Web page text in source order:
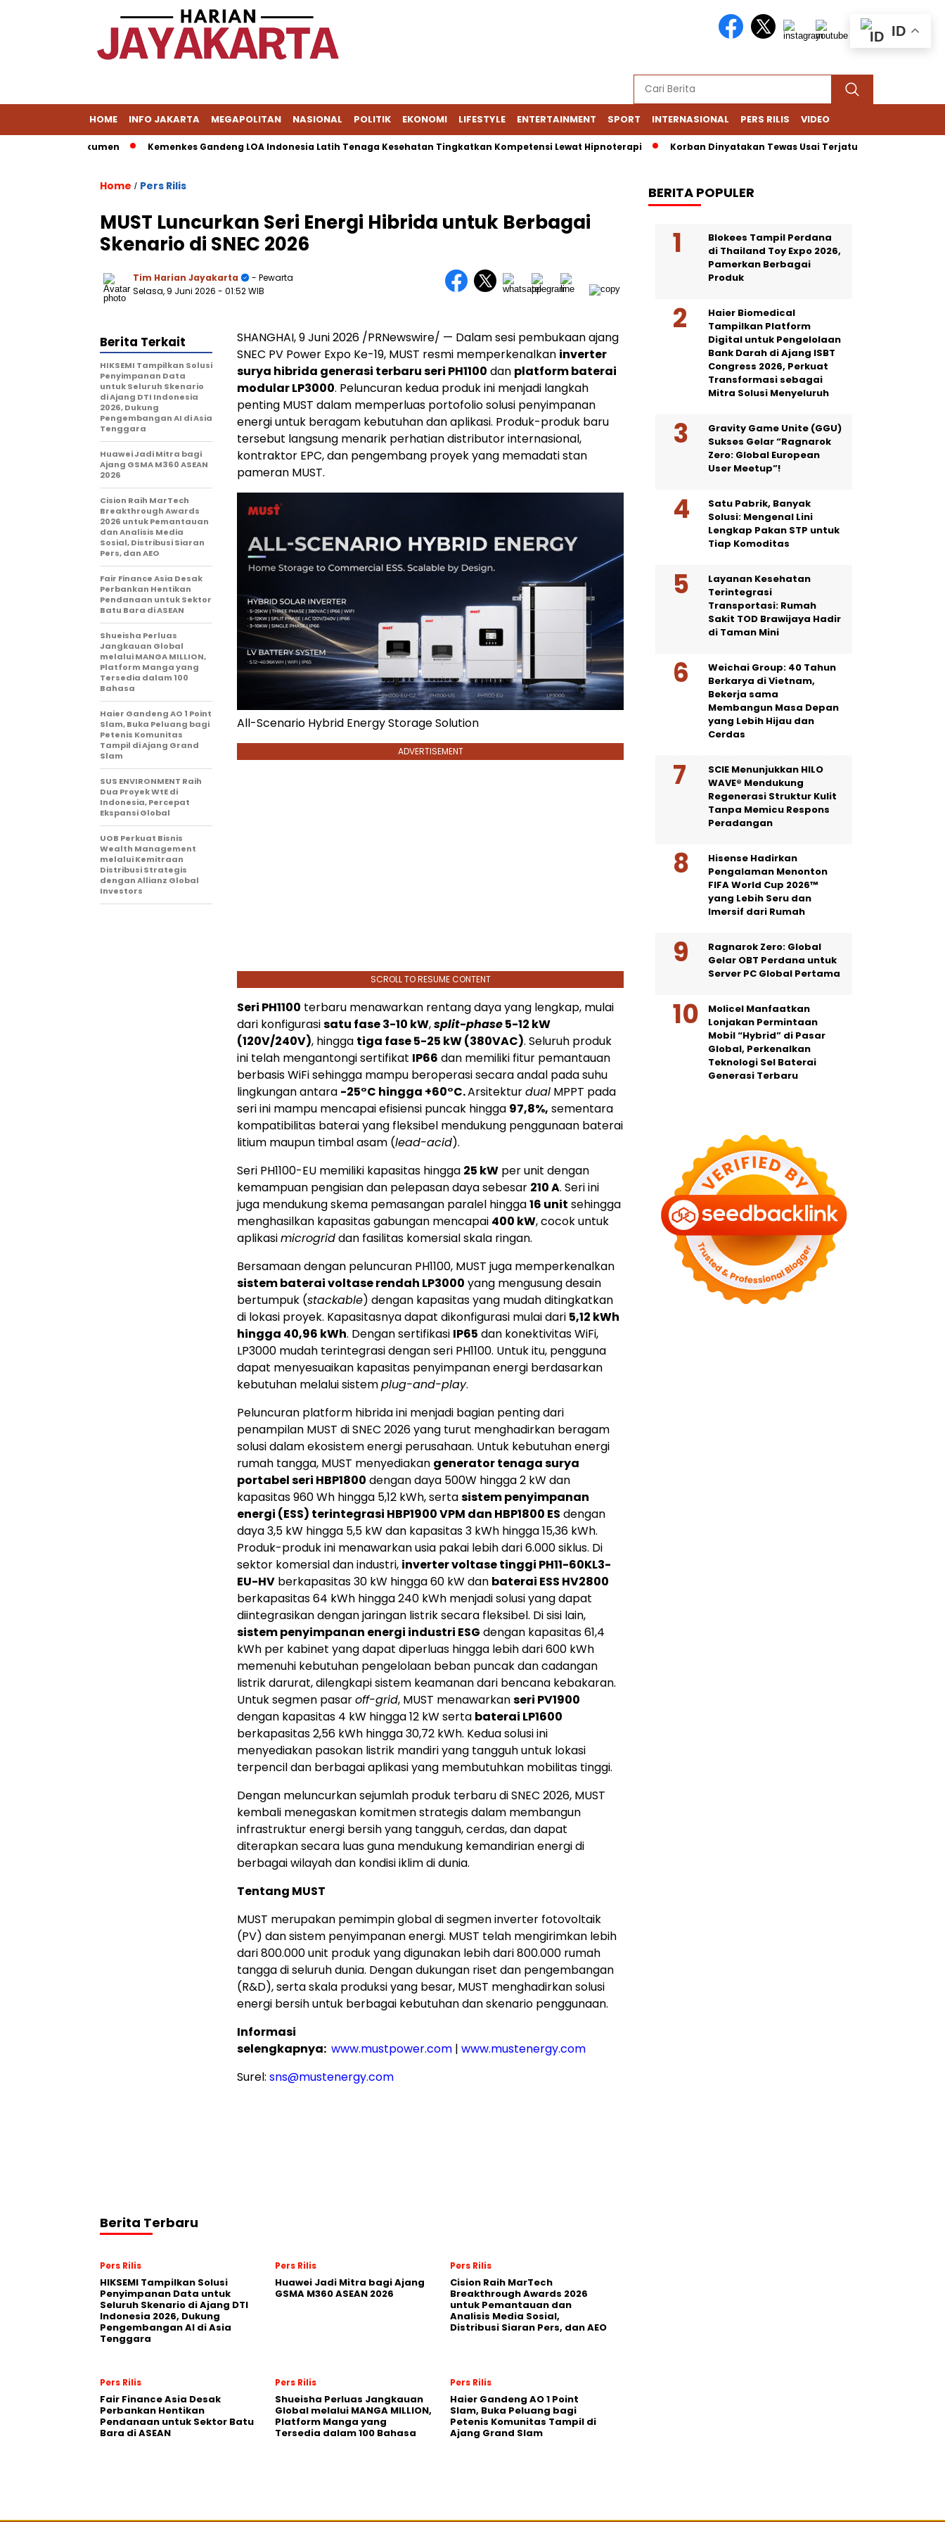
HOME INFO JAKARTA MEGAPOLITAN NASIONAL POLITIK EKONOMI LIFESTYLE ENTERTAINMENT SPORT INTERNASIONAL PERS RILIS VIDEO
Dalami Dokumen Kemenkes Gandeng LOA Indonesia Latih Tenaga Kesehatan Tingkatkan Kompetensi Lewat Hipnoterapi Korban Dinyatakan Tewas Usai Terjatuh dari Gedung Lotte
Home / Pers Rilis
MUST Luncurkan Seri Energi Hibrida untuk Berbagai
Skenario di SNEC 2026
Tim Harian Jayakarta
- Pewarta
Selasa, 9 Juni 2026 - 01:52 WIB
SHANGHAI, 9 Juni 2026 /PRNewswire/ — Dalam sesi pembukaan ajang
SNEC PV Power Expo Ke-19, MUST resmi memperkenalkan inverter
surya hibrida generasi terbaru seri PH1100 dan platform baterai
modular LP3000. Peluncuran kedua produk ini menjadi langkah
penting MUST dalam memperluas portofolio solusi penyimpanan
energi untuk beragam kebutuhan dan aplikasi. Produk-produk baru
tersebut langsung menarik perhatian distributor internasional,
kontraktor EPC, dan pengembang proyek yang memadati stan
pameran MUST.
All-Scenario Hybrid Energy Storage Solution
ADVERTISEMENT
SCROLL TO RESUME CONTENT
Seri PH1100 terbaru menawarkan rentang daya yang lengkap, mulai
dari konfigurasisatu fase 3-10 kW,split-phase5-12 kW
(120V/240V), hingga tiga fase 5-25 kW (380VAC). Seluruh produk
ini telah mengantongi sertifikat IP66 dan memiliki fitur pemantauan
berbasis WiFi sehingga mampu beroperasi secara andal pada suhu
lingkungan antara -25°C hingga +60°C.Arsitekturdual MPPT pada
seri ini mampu mencapai efisiensi puncak hingga 97,8%, sementara
kompatibilitas baterai yang fleksibel mendukung penggunaan baterai
litium maupun timbal asam (lead-acid).
Seri PH1100-EU memiliki kapasitas hingga 25 kW per unit dengan
kemampuan pengisian dan pelepasan daya sebesar 210 A. Seri ini
juga mendukung skema pemasangan paralel hingga16 unit sehingga
menghasilkan kapasitas gabungan mencapai 400 kW, cocok untuk
aplikasimicrogriddan fasilitas komersial skala ringan.
Bersamaan dengan peluncuran PH1100, MUST juga memperkenalkan
sistem baterai voltase rendah LP3000 yang mengusung desain
bertumpuk (stackable) dengan kapasitas yang mudah ditingkatkan
di lokasi proyek. Kapasitasnya dapat dikonfigurasi mulai dari 5,12 kWh
hingga 40,96 kWh. Dengan sertifikasi IP65 dan konektivitas WiFi,
LP3000 mudah terintegrasi dengan seri PH1100. Untuk itu, pengguna
dapat menyesuaikan kapasitas penyimpanan energi berdasarkan
kebutuhan melalui sistemplug-and-play.
Peluncuran platform hibrida ini menjadi bagian penting dari
penampilan MUST di SNEC 2026 yang turut menghadirkan beragam
solusi dalam ekosistem energi perusahaan. Untuk kebutuhan energi
rumah tangga, MUST menyediakan generator tenaga surya
portabel seri HBP1800 dengan daya 500W hingga 2 kW dan
kapasitas 960 Wh hingga 5,12 kWh, sertasistem penyimpanan
energi (ESS) terintegrasi HBP1900 VPM dan HBP1800 ES dengan
daya 3,5 kW hingga 5,5 kW dan kapasitas 3 kWh hingga 15,36 kWh.
Produk-produk ini menawarkan usia pakai lebih dari 6.000 siklus. Di
sektor komersial dan industri, inverter voltase tinggi PH11-60KL3-
EU-HV berkapasitas 30 kW hingga 60 kW dan baterai ESS HV2800
berkapasitas 64 kWh hingga 240 kWh menjadi solusi yang dapat
diintegrasikan dengan jaringan listrik secara fleksibel. Di sisi lain,
sistem penyimpanan energi industri ESG dengan kapasitas 61,4
kWh per kabinet yang dapat diperluas hingga lebih dari 600 kWh
memenuhi kebutuhan pengelolaan beban puncak dan cadangan
listrik darurat, dilengkapi sistem keamanan dari bencana kebakaran.
Untuk segmen pasaroff-grid, MUST menawarkanseri PV1900
dengan kapasitas 4 kW hingga 12 kW serta baterai LP1600
berkapasitas 2,56 kWh hingga 30,72 kWh. Kedua solusi ini
menyediakan pasokan listrik mandiri yang tangguh untuk lokasi
terpencil dan berbagai aplikasi yang membutuhkan mobilitas tinggi.
Dengan meluncurkan sejumlah produk terbaru di SNEC 2026, MUST
kembali menegaskan komitmen strategis dalam membangun
infrastruktur energi bersih yang tangguh, cerdas, dan dapat
diterapkan secara luas guna mendukung kemandirian energi di
berbagai wilayah dan kondisi iklim di dunia.
Tentang MUST
MUST merupakan pemimpin global di segmen inverter fotovoltaik
(PV) dan sistem penyimpanan energi. MUST telah mengirimkan lebih
dari 800.000 unit produk yang digunakan lebih dari 800.000 rumah
tangga di seluruh dunia. Dengan dukungan riset dan pengembangan
(R&D), serta skala produksi yang besar, MUST menghadirkan solusi
energi bersih untuk berbagai kebutuhan dan skenario penggunaan.
Informasi
selengkapnya: www.mustpower.com | www.mustenergy.com
Surel: sns@mustenergy.com
Berita Terkait
HIKSEMI Tampilkan Solusi
Penyimpanan Data
untuk Seluruh Skenario
di Ajang DTI Indonesia
2026, Dukung
Pengembangan AI di Asia
Tenggara
Huawei Jadi Mitra bagi
Ajang GSMA M360 ASEAN
2026
Cision Raih MarTech
Breakthrough Awards
2026 untuk Pemantauan
dan Analisis Media
Sosial, Distribusi Siaran
Pers, dan AEO
Fair Finance Asia Desak
Perbankan Hentikan
Pendanaan untuk Sektor
Batu Bara di ASEAN
Shueisha Perluas
Jangkauan Global
melalui MANGA MILLION,
Platform Manga yang
Tersedia dalam 100
Bahasa
Haier Gandeng AO 1 Point
Slam, Buka Peluang bagi
Petenis Komunitas
Tampil di Ajang Grand
Slam
SUS ENVIRONMENT Raih
Dua Proyek WtE di
Indonesia, Percepat
Ekspansi Global
UOB Perkuat Bisnis
Wealth Management
melalui Kemitraan
Distribusi Strategis
dengan Allianz Global
Investors
Berita Terbaru
Pers Rilis
HIKSEMI Tampilkan Solusi
Penyimpanan Data untuk
Seluruh Skenario di Ajang DTI
Indonesia 2026, Dukung
Pengembangan AI di Asia
Tenggara
Pers Rilis
Huawei Jadi Mitra bagi Ajang
GSMA M360 ASEAN 2026
Pers Rilis
Cision Raih MarTech
Breakthrough Awards 2026
untuk Pemantauan dan
Analisis Media Sosial,
Distribusi Siaran Pers, dan AEO
Pers Rilis
Fair Finance Asia Desak
Perbankan Hentikan
Pendanaan untuk Sektor Batu
Bara di ASEAN
Pers Rilis
Shueisha Perluas Jangkauan
Global melalui MANGA MILLION,
Platform Manga yang
Tersedia dalam 100 Bahasa
Pers Rilis
Haier Gandeng AO 1 Point
Slam, Buka Peluang bagi
Petenis Komunitas Tampil di
Ajang Grand Slam
BERITA POPULER
Blokees Tampil Perdana
di Thailand Toy Expo 2026,
Pamerkan Berbagai
Produk
Haier Biomedical
Tampilkan Platform
Digital untuk Pengelolaan
Bank Darah di Ajang ISBT
Congress 2026, Perkuat
Transformasi sebagai
Mitra Solusi Menyeluruh
Gravity Game Unite (GGU)
Sukses Gelar “Ragnarok
Zero: Global European
User Meetup”!
Satu Pabrik, Banyak
Solusi: Mengenal Lini
Lengkap Pakan STP untuk
Tiap Komoditas
Layanan Kesehatan
Terintegrasi
Transportasi: Rumah
Sakit TOD Brawijaya Hadir
di Taman Mini
Weichai Group: 40 Tahun
Berkarya di Vietnam,
Bekerja sama
Membangun Masa Depan
yang Lebih Hijau dan
Cerdas
SCIE Menunjukkan HILO
WAVE® Mendukung
Regenerasi Struktur Kulit
Tanpa Memicu Respons
Peradangan
Hisense Hadirkan
Pengalaman Menonton
FIFA World Cup 2026™
yang Lebih Seru dan
Imersif dari Rumah
Ragnarok Zero: Global
Gelar OBT Perdana untuk
Server PC Global Pertama
Molicel Manfaatkan
Lonjakan Permintaan
Mobil “Hybrid” di Pasar
Global, Perkenalkan
Teknologi Sel Baterai
Generasi Terbaru
ID